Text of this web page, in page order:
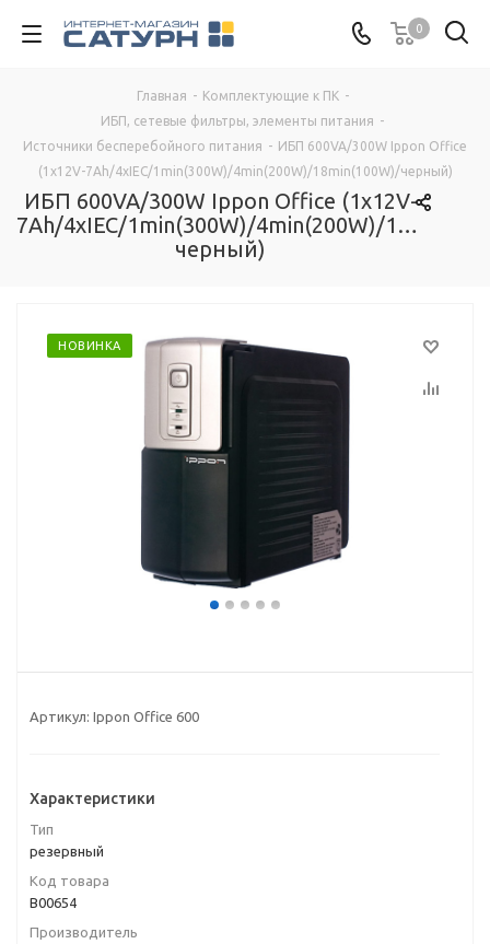
0
Главная - Комплектующие к ПК -
ИБП, сетевые фильтры, элементы питания -
Источники бесперебойного питания - ИБП 600VA/300W Ippon Office
(1x12V-7Ah/4xIEC/1min(300W)/4min(200W)/18min(100W)/черный)
ИБП 600VA/300W Ippon Office (1x12V-
7Ah/4xIEC/1min(300W)/4min(200W)/
черный)
НОВИНКА
Артикул: Ippon Office 600
Характеристики
Тип
резервный
Код товара
B00654
Производитель